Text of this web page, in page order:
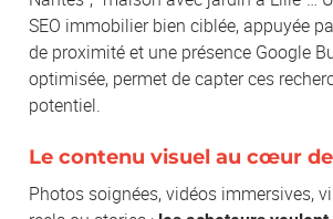
SEO immobilier bien ciblée, appuyée
de proximité et une présence Google
optimisée, permet de capter ces
potentiel.
Le contenu visuel au cœur
Photos soignées, vidéos immersives,